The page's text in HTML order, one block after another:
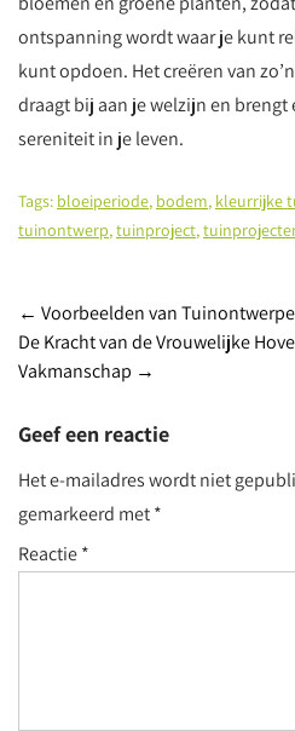
ontspanning wordt waar je kunt
kunt opdoen. Het creëren van
draagt bij aan je welzijn en brengt
sereniteit in je leven.
Tags: bloeiperiode, bodem, kleurrijke
tuinontwerp,tuinproject,
Post
navigation
← Voorbeelden van
De Kracht van de Vrouwelijke
Vakmanschap →
Geef een reactie
Het e-mailadres wordt niet
gemarkeerd met*
Reactie*